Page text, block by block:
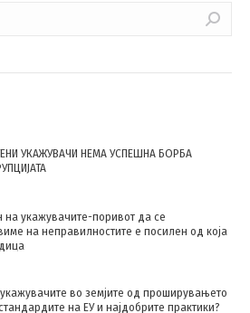
УКАЖУВАЧИ НЕМА УСПЕШНА БОРБА
на укажувачите-поривот да се
на неправилностите е посилен од која
во земјите од проширувањето
на ЕУ и најдобрите практики?